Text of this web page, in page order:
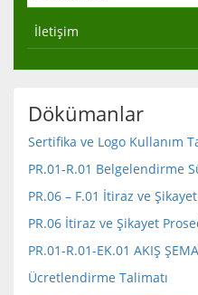
İletişim
Dökümanlar
Sertifika ve Logo Kullanım
PR.01-R.01 Belgelendirme
PR.06 – F.01 İtiraz ve
PR.06 İtiraz ve Şikayet
PR.01-R.01-EK.01 AKIŞ
Ücretlendirme Talimatı